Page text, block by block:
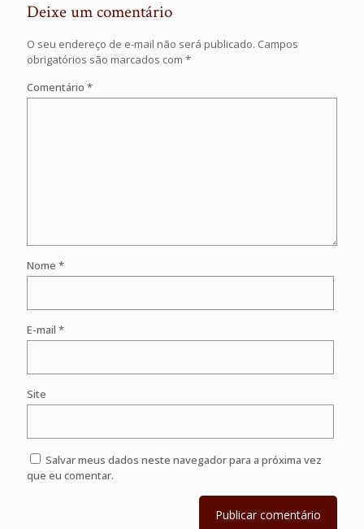
Deixe um comentário
O seu endereço de e-mail não será publicado. Campos
obrigatórios são marcados com *
Comentário *
Nome *
E-mail *
Site
Salvar meus dados neste navegador para a próxima vez
que eu comentar.